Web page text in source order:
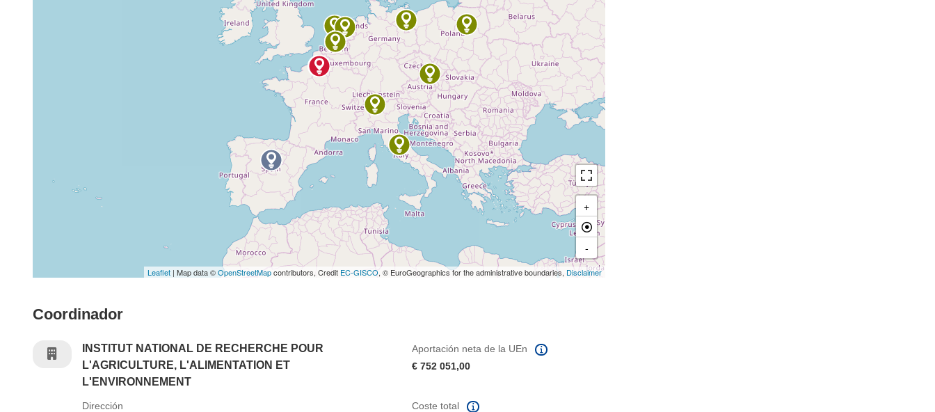
+
-
Leaflet | Map data ©OpenStreetMapcontributors, Credit EC-GISCO, © EuroGeographics for the administrative boundaries, Disclaimer
Coordinador
INSTITUT NATIONAL DE RECHERCHE POUR
L'AGRICULTURE, L'ALIMENTATION ET
L'ENVIRONNEMENT
Aportación neta de la UEn
€ 752 051,00
Dirección
Coste total